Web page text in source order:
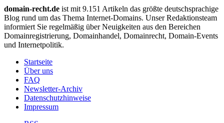
domain-recht.de ist mit 9.151 Artikeln das größte deutschsprachige
Blog rund um das Thema Internet-Domains. Unser Redaktionsteam
informiert Sie regelmäßig über Neuigkeiten aus den Bereichen
Domainregistrierung, Domainhandel, Domainrecht, Domain-Events
und Internetpolitik.
Startseite
Über uns
FAQ
Newsletter-Archiv
Datenschutzhinweise
Impressum